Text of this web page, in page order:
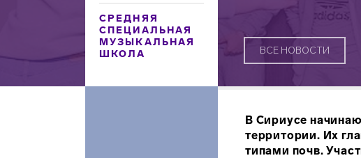
СРЕДНЯЯ
СПЕЦИАЛЬНАЯ
МУЗЫКАЛЬНАЯ
ШКОЛА
ВСЕ НОВОСТИ
В Сириусе
территории. Их
типами почв.